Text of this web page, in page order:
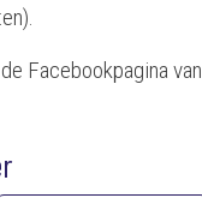
Facebookpagina